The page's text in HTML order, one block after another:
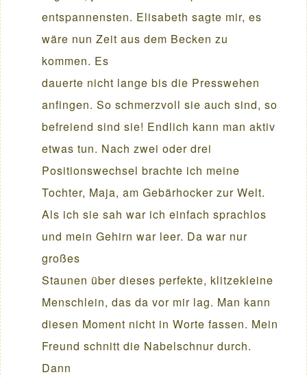
entspannensten. Elisabeth sagte mir, es
wäre nun Zeit aus dem Becken zu
kommen. Es
dauerte nicht lange bis die Presswehen
anfingen. So schmerzvoll sie auch sind, so
befreiend sind sie! Endlich kann man aktiv
etwas tun. Nach zwei oder drei
Positionswechsel brachte ich meine
Tochter, Maja, am Gebärhocker zur Welt.
Als ich sie sah war ich einfach sprachlos
und mein Gehirn war leer. Da war nur
großes
Staunen über dieses perfekte, klitzekleine
Menschlein, das da vor mir lag. Man kann
diesen Moment nicht in Worte fassen. Mein
Freund schnitt die Nabelschnur durch.
Dann